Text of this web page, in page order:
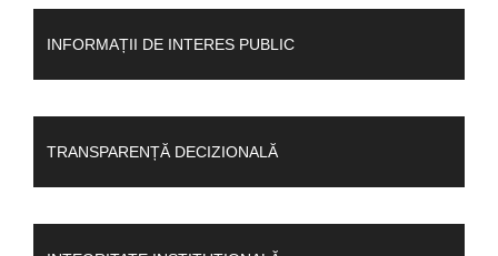
INFORMAȚII DE INTERES PUBLIC
TRANSPARENȚĂ DECIZIONALĂ